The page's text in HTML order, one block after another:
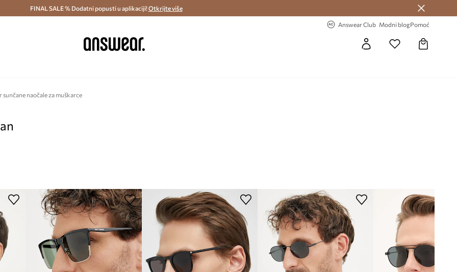
i povrat (od 70€) > Dostava u roku 48 sati >
FINAL SALE % Dodatni popusti u aplikaciji!Otkrijte više
Answear Club Modni blogPomoć
naočale za muškarce